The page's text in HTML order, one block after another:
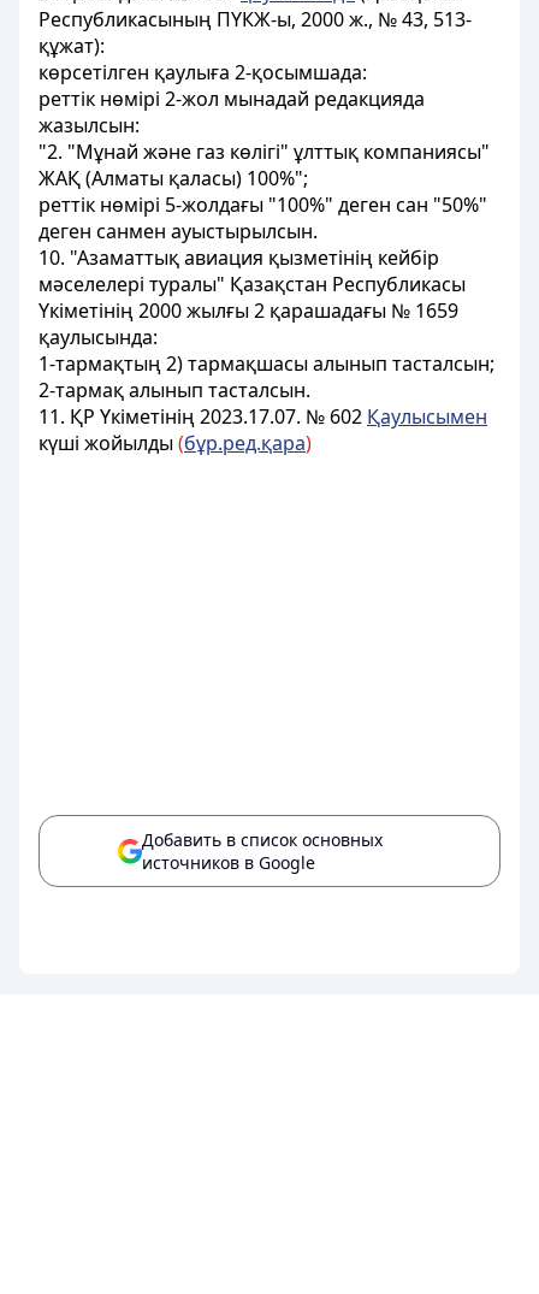
Республикасының ПҮКЖ-ы, 2000 ж., № 43, 513-
құжат):
көрсетiлген қаулыға 2-қосымшада:
реттiк нөмiрi 2-жол мынадай редакцияда
жазылсын:
"2. "Мұнай және газ көлігі" ұлттық компаниясы"
ЖАҚ (Алматы қаласы) 100%";
реттiк нөмiрi 5-жолдағы "100%" деген сан "50%"
деген санмен ауыстырылсын.
10. "Азаматтық авиация қызметiнiң кейбір
мәселелерi туралы" Қазақстан Республикасы
Үкіметінiң 2000 жылғы 2 қарашадағы № 1659
қаулысында:
1-тармақтың 2) тармақшасы алынып тасталсын;
2-тармақ алынып тасталсын.
11. ҚР Үкіметінің 2023.17.07. № 602 Қаулысымен
күші жойылды(бұр.ред.қара)
Добавить в список основных
источников в Google